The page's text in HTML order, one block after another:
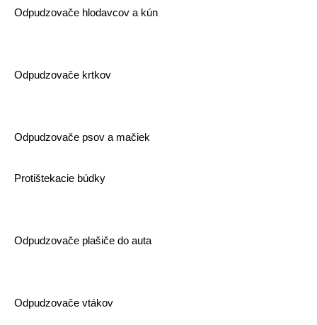
Odpudzovače hlodavcov a kún
Odpudzovače krtkov
Odpudzovače psov a mačiek
Protištekacie búdky
Odpudzovače plašiče do auta
Odpudzovače vtákov